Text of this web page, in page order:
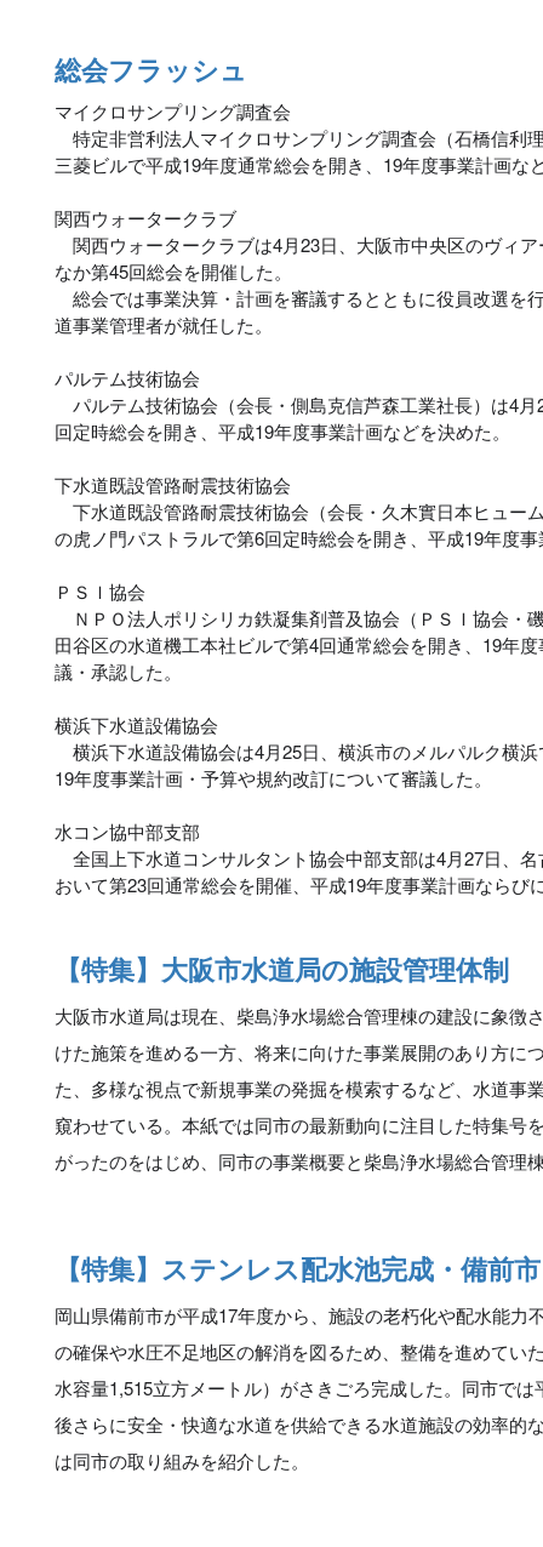
総会フラッシュ
マイクロサンプリング調査会
特定非営利法人マイクロサンプリング調査会（石橋信利
三菱ビルで平成19年度通常総会を開き、19年度事業計画な
関西ウォータークラブ
関西ウォータークラブは4月23日、大阪市中央区のヴィ
なか第45回総会を開催した。
総会では事業決算・計画を審議するとともに役員改選を
道事業管理者が就任した。
パルテム技術協会
パルテム技術協会（会長・側島克信芦森工業社長）は4
回定時総会を開き、平成19年度事業計画などを決めた。
下水道既設管路耐震技術協会
下水道既設管路耐震技術協会（会長・久木實日本ヒュー
の虎ノ門パストラルで第6回定時総会を開き、平成19年度
ＰＳＩ協会
ＮＰＯ法人ポリシリカ鉄凝集剤普及協会（ＰＳＩ協会・
田谷区の水道機工本社ビルで第4回通常総会を開き、19年
議・承認した。
横浜下水道設備協会
横浜下水道設備協会は4月25日、横浜市のメルパルク横
19年度事業計画・予算や規約改訂について審議した。
水コン協中部支部
全国上下水道コンサルタント協会中部支部は4月27日、
おいて第23回通常総会を開催、平成19年度事業計画ならび
【特集】大阪市水道局の施設管理体制
大阪市水道局は現在、柴島浄水場総合管理棟の建設に象徴
けた施策を進める一方、将来に向けた事業展開のあり方に
た、多様な視点で新規事業の発掘を模索するなど、水道事
窺わせている。本紙では同市の最新動向に注目した特集号
がったのをはじめ、同市の事業概要と柴島浄水場総合管理
【特集】ステンレス配水池完成・備前市
岡山県備前市が平成17年度から、施設の老朽化や配水能力
の確保や水圧不足地区の解消を図るため、整備を進めてい
水容量1,515立方メートル）がさきごろ完成した。同市で
後さらに安全・快適な水道を供給できる水道施設の効率的
は同市の取り組みを紹介した。